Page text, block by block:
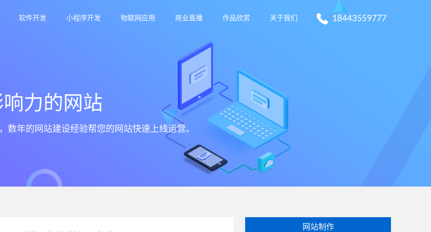
18443559777
软件开发 小程序开发 物联网应用 商业直播 作品欣赏 关于我们
力的网站
数年的网站建设经验帮您的网站快速上线运营。
网站制作